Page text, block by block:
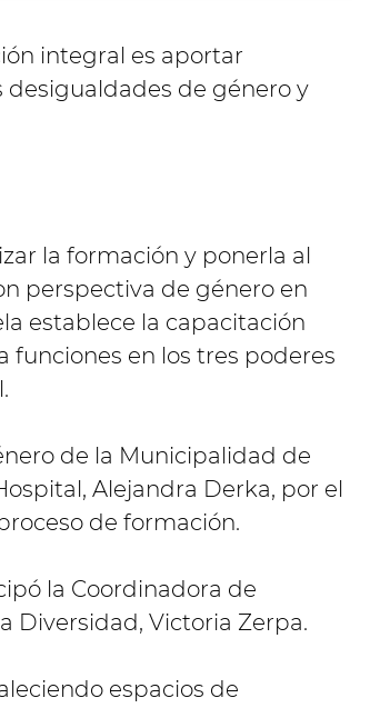
integral es aportar
de género y
la formación y ponerla al
perspectiva de género en
establece la capacitación
en los tres poderes
de la Municipalidad de
Alejandra Derka, por el
de formación.
la Coordinadora de
Diversidad, Victoria Zerpa.
espacios de